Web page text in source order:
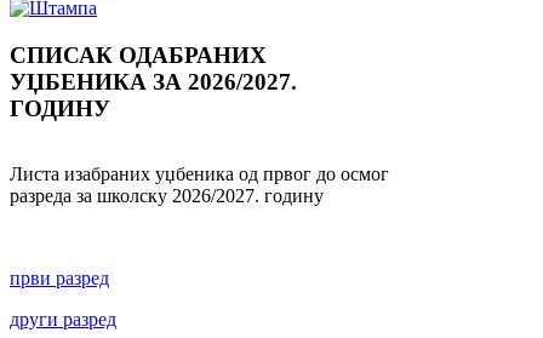
СПИСАК ОДАБРАНИХ
УЏБЕНИКА ЗА 2026/2027.
ГОДИНУ
Листа изабраних уџбеника од првог до осмог
разреда за школску 2026/2027. годину
први разред
други разред